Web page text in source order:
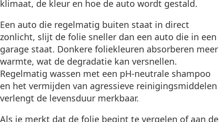
klimaat, de kleur en hoe de auto wordt gestald.
Een auto die regelmatig buiten staat in direct
zonlicht, slijt de folie sneller dan een auto die in een
garage staat. Donkere foliekleuren absorberen meer
warmte, wat de degradatie kan versnellen.
Regelmatig wassen met een pH-neutrale shampoo
en het vermijden van agressieve reinigingsmiddelen
verlengt de levensduur merkbaar.
Als je merkt dat de folie begint te vergelen of aan de